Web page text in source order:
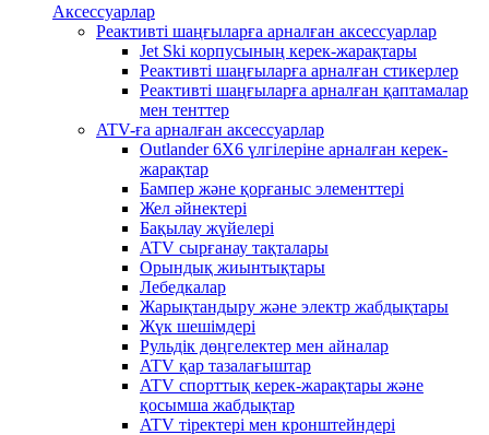
Аксессуарлар
Реактивті шаңғыларға арналған аксессуарлар
Jet Ski корпусының керек-жарақтары
Реактивті шаңғыларға арналған стикерлер
Реактивті шаңғыларға арналған қаптамалар
мен тенттер
ATV-ға арналған аксессуарлар
Outlander 6X6 үлгілеріне арналған керек-
жарақтар
Бампер және қорғаныс элементтері
Жел әйнектері
Бақылау жүйелері
ATV сырғанау тақталары
Орындық жиынтықтары
Лебедкалар
Жарықтандыру және электр жабдықтары
Жүк шешімдері
Рульдік дөңгелектер мен айналар
ATV қар тазалағыштар
ATV спорттық керек-жарақтары және
қосымша жабдықтар
ATV тіректері мен кронштейндері